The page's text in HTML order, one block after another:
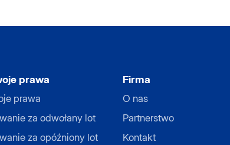
prawa
prawa
za odwołany lot
za opóźniony lot
Firma
O nas
Partnerstwo
Kontakt